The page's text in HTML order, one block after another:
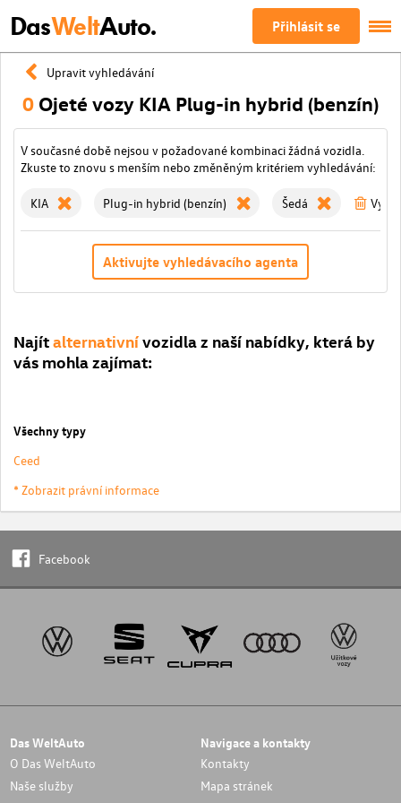
DasWeltAuto. Přihlásit se
Upravit vyhledávání
0 Ojeté vozy KIA Plug-in hybrid (benzín)
V současné době nejsou v požadované kombinaci žádná vozidla.
Zkuste to znovu s menším nebo změněným kritériem vyhledávání:
KIA Plug-in hybrid (benzín) Šedá
Aktivujte vyhledávacího agenta
Najítalternativnívozidla z naší nabídky, která by
vás mohla zajímat:
Všechny typy
Ceed
* Zobrazit právní informace
Facebook
Das WeltAuto
O Das WeltAuto
Naše služby
Navigace a kontakty
Kontakty
Mapa stránek